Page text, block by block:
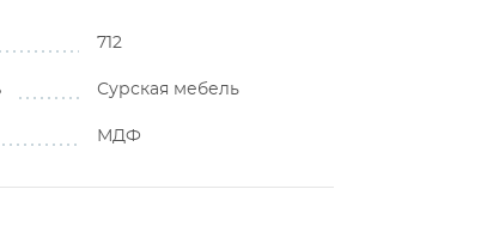
712
Сурская мебель
МДФ